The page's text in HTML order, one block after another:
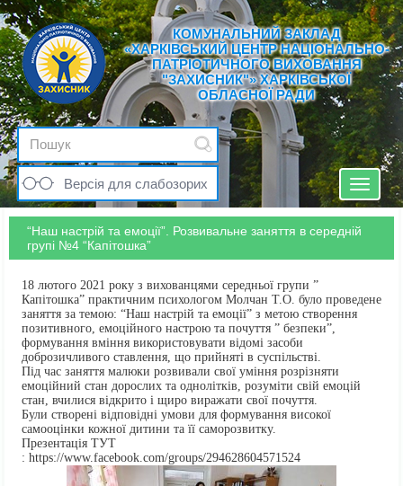
КОМУНАЛЬНИЙ ЗАКЛАД
«ХАРКІВСЬКИЙ ЦЕНТР НАЦІОНАЛЬНО-
ПАТРІОТИЧНОГО ВИХОВАННЯ
"ЗАХИСНИК"» ХАРКІВСЬКОЇ
ОБЛАСНОЇ РАДИ
Версія для слабозорих
Toggle
“Наш настрій та емоції”. Розвивальне заняття в середній
групі №4 “Капітошка”
18 лютого 2021 року з вихованцями середньої групи ”
Капітошка” практичним психологом Молчан Т.О. було проведене
заняття за темою: “Наш настрій та емоції” з метою створення
позитивного, емоційного настрою та почуття ” безпеки”,
формування вміння використовувати відомі засоби
доброзичливого ставлення, що прийняті в суспільстві.
Під час заняття малюки розвивали свої уміння розрізняти
емоційний стан дорослих та однолітків, розуміти свій емоцій
стан, вчилися відкрито і щиро виражати свої почуття.
Були створені відповідні умови для формування високої
самооцінки кожної дитини та її саморозвитку.
Презентація ТУТ
: https://www.facebook.com/groups/294628604571524